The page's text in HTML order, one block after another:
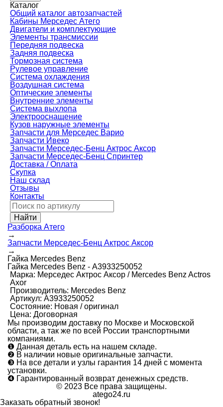
Каталог
Общий каталог автозапчастей
Кабины Мерседес Атего
Двигатели и комплектующие
Элементы трансмиссии
Передняя подвеска
Задняя подвеска
Тормозная сиcтема
Рулевое управление
Система охлаждения
Воздушная система
Оптические элементы
Внутренние элементы
Система выхлопа
Электрооснащение
Кузов наружные элементы
Запчасти для Мерседес Варио
Запчасти Ивеко
Запчасти Мерседес-Бенц Актрос Аксор
Запчасти Мерседес-Бенц Спринтер
Доставка / Оплата
Скупка
Наш склад
Отзывы
Контакты
Разборка Атего
→
Запчасти Мерседес-Бенц Актрос Аксор
→
Гайка Mercedes Benz
Гайка Mercedes Benz - А3933250052
Марка: Мерседес Актрос Аксор / Mercedes Benz Actros
Axor
Производитель: Mercedes Benz
Артикул: А3933250052
Состояние: Новая / оригинал
Цена: Договорная
Мы производим доставку по Москве и Московской
области, а так же по всей России транспортными
компаниями.
❶ Данная деталь есть на нашем складе.
❷ В наличии новые оригинальные запчасти.
❸ На все детали и узлы гарантия 14 дней с момента
установки.
❹ Гарантированный возврат денежных средств.
© 2023 Все права защищены.
atego24.ru
Заказать обратный звонок!